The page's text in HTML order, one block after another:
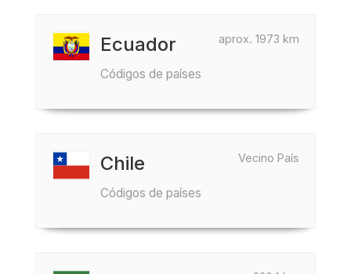
aprox. 1973 km
Ecuador
Códigos de países
Vecino País
Chile
Códigos de países